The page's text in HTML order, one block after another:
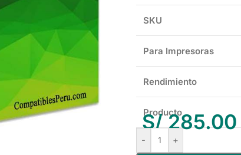
SKU
Para Impresoras
Rendimiento
Producto
S/285.00
- +